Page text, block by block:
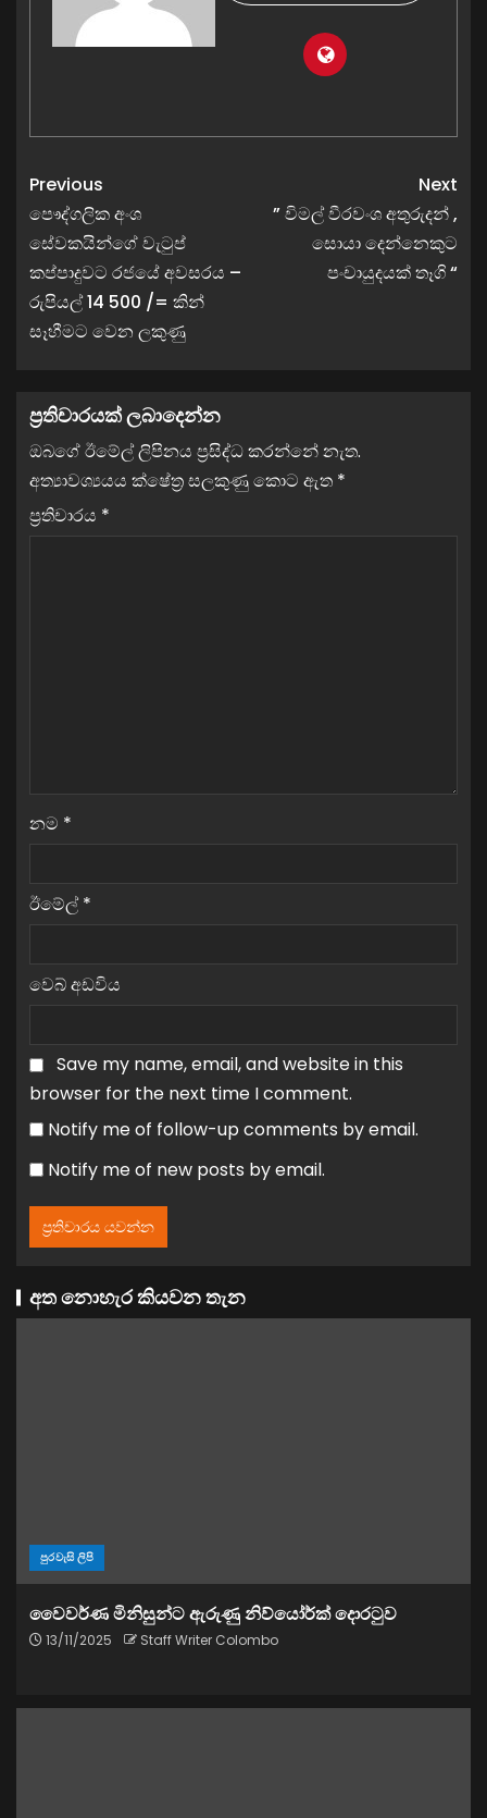
Previous
පෞද්ගලික අංශ
සේවකයින්ගේ වැටුප්
කප්පාදුවට රජයේ අවසරය –
රුපියල් 14 500 /= කින්
සෑහීමට වෙන ලකුණු
Next
” විමල් වීරවංශ අතුරුදන් ,
සොයා දෙන්නෙකුට
පංචායුදයක් තෑගි “
ප්‍රතිචාරයක් ලබාදෙන්න
ඔබගේ ඊමේල් ලිපිනය ප්‍රසිද්ධ කරන්නේ නැත.
අත්‍යාවශ්‍යයය ක්ෂේත්‍ර සලකුණු කොට ඇත *
ප්‍රතිචාරය *
නම *
ඊමේල් *
වෙබ් අඩවිය
Save my name, email, and website in this
browser for the next time I comment.
Notify me of follow-up comments by email.
Notify me of new posts by email.
අත නොහැර කියවන තැන
පුරවැසි ලිපි
වෛවර්ණ මිනිසුන්ට ඇරුණු නිව්යෝර්ක් දොරටුව
13/11/2025 Staff Writer Colombo